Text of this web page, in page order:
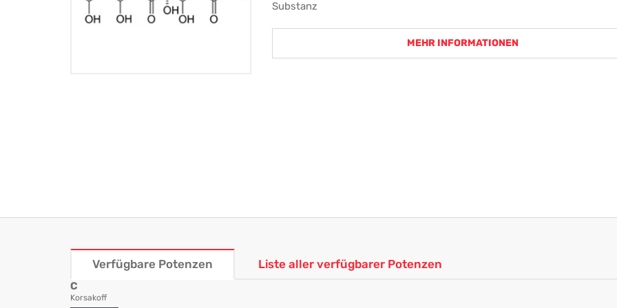
Substanz
MEHR INFORMATIONEN
Verfügbare Potenzen Liste aller verfügbarer Potenzen
C
Korsakoff